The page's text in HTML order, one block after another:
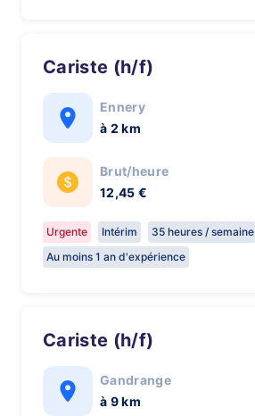
Cariste (h/f)
Ennery
à 2 km
Brut/heure
12,45 €
Urgente Intérim
35 heures / semaine
Au moins 1 an d'expérience
Cariste (h/f)
Gandrange
à 9 km